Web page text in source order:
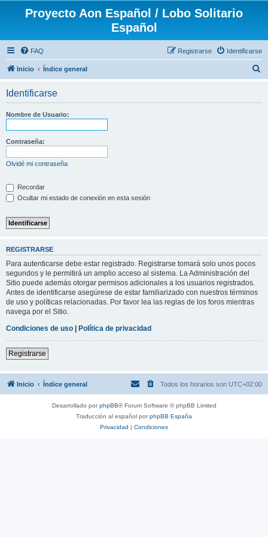
Proyecto Aon Español / Lobo Solitario
Español
FAQ Identificarse
Registrarse
Inicio Índice general
Identificarse
Nombre de Usuario:
Contraseña:
Olvidé mi contraseña
Recordar
Ocultar mi estado de conexión en esta sesión
REGISTRARSE
Para autenticarse debe estar registrado. Registrarse tomará solo unos pocos
segundos y le permitirá un amplio acceso al sistema. La Administración del
Sitio puede además otorgar permisos adicionales a los usuarios registrados.
Antes de identificarse asegúrese de estar familiarizado con nuestros términos
de uso y políticas relacionadas. Por favor lea las reglas de los foros mientras
navega por el Sitio.
Condiciones de uso | Política de privacidad
Registrarse
Inicio Índice general Todos los horarios son UTC+02:00
Desarrollado porphpBB® Forum Software © phpBB Limited
Traducción al español porphpBB España
Privacidad | Condiciones